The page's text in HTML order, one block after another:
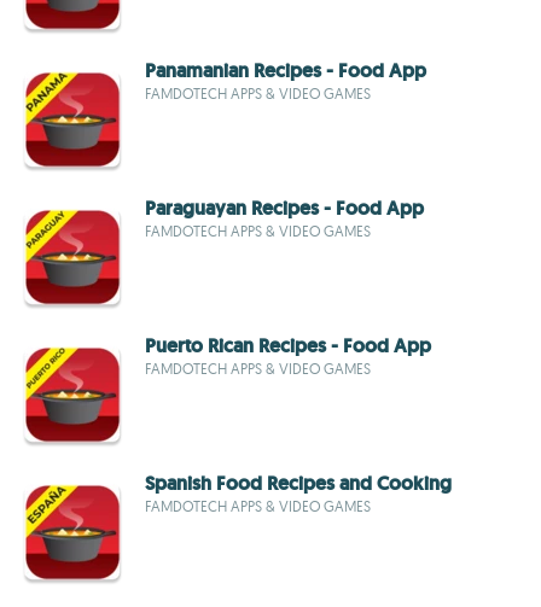
Panamanian Recipes - Food App
FAMDOTECH APPS & VIDEO GAMES
Paraguayan Recipes - Food App
FAMDOTECH APPS & VIDEO GAMES
Puerto Rican Recipes - Food App
FAMDOTECH APPS & VIDEO GAMES
Spanish Food Recipes and Cooking
FAMDOTECH APPS & VIDEO GAMES